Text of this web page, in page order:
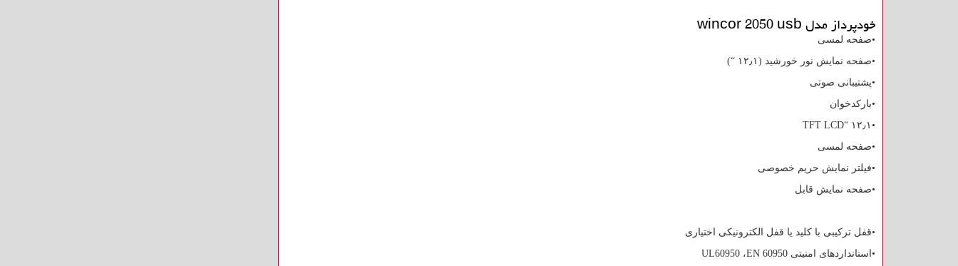
خودپرداز مدلwincor 2050 usb
•صفحه لمسی
•صفحه نمایش نور خورشید (۱۲٫۱ “)
•پشتیبانی صوتی
•بارکدخوان
•۱۲٫۱ “
TFT LCD
•صفحه لمسی
•فیلتر نمایش حریم خصوصی
•صفحه نمایش قابل
•قفل ترکیبی با کلید یا قفل الکترونیکی اختیاری
•استانداردهای امنیتی EN 60950، UL60950